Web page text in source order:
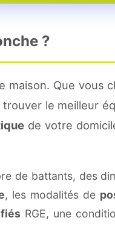
?
maison. Que vous
trouver le meilleur
de votre
de battants, des
, les modalités de
RGE, une